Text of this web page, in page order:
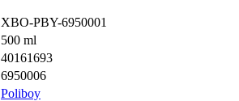
XBO-PBY-6950001
500 ml
40161693
6950006
Poliboy